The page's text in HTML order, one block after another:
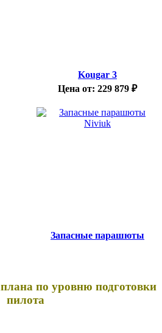
Kougar 3
Цена от: 229 879 ₽
Запасные парашюты
по уровню подготовки
пилота